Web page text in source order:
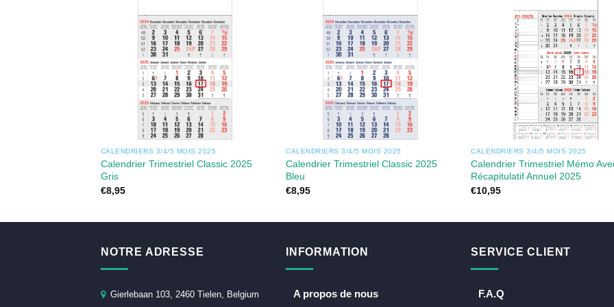
CALENDRIERS 3/4/5 MOIS 2025
Calendrier Trimestriel Classic 2025
Gris
€8,95
CALENDRIERS 3/4/5 MOIS 2025
Calendrier Trimestriel Classic 2025
Bleu
€8,95
CALENDRIERS 3/4/5 MOIS 2025
Calendrier Trimestriel Mémo
Récapitulatif Annuel 2025
€10,95
NOTRE ADRESSE
Gierlebaan 103, 2460 Tielen, Belgium
INFORMATION
A propos de nous
SERVICE CLIENT
F.A.Q